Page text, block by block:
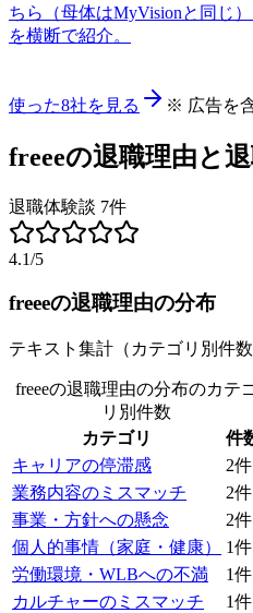
ちら（母体はMyVisionと同じ
を横断で紹介。
使った8社を見る ※ 広告を
freeeの退職理由と
退職体験談 7件
4.1/5
freeeの退職理由の分布
テキスト集計（カテゴリ別件数
freeeの退職理由の分布のカテ
リ別件数
カテゴリ
件
キャリアの停滞感
2件
業務内容のミスマッチ
2件
事業・方針への懸念
2件
個人的事情（家庭・健康）
1件
労働環境・WLBへの不満
1件
カルチャーのミスマッチ
1件